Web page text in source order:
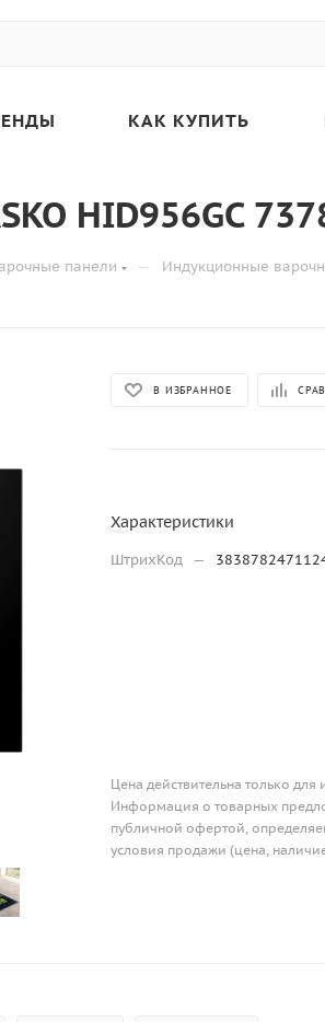
КАК КУПИТЬ
HID956GC
панели — Индукционные
В ИЗБРАННОЕ
Характеристики
ШтрихКод —
Цена действительна только
Информация о товарных
публичной офертой,
условия продажи (цена,